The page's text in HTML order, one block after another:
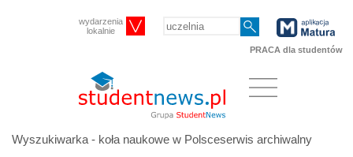
wydarzenia
lokalnie
PRACA dla studentów
Wyszukiwarka - koła naukowe w Polsceserwis archiwalny